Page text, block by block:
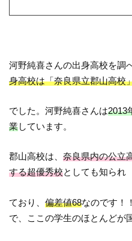
河野純喜さんの出身高校を調
身高校は「奈良県立郡山高校
でした。河野純喜さんは2013
業しています。
郡山高校は、奈良県内の公立
する超優秀校としても知られ
ており、偏差値68なのです！
で、ここの学生のほとんどが